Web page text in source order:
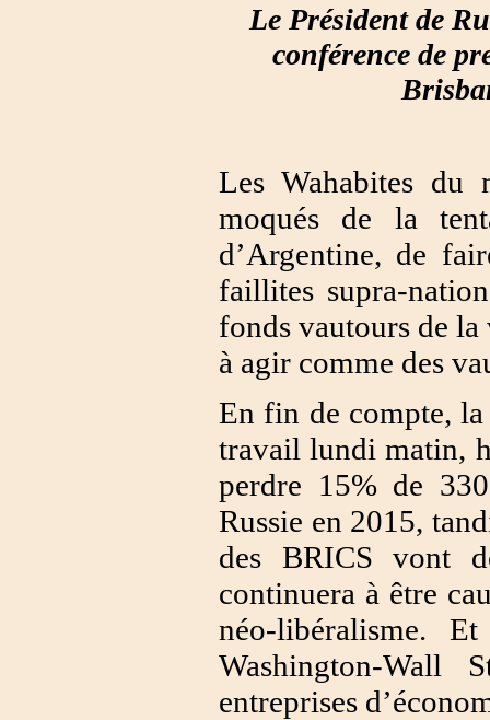
Le Président de
conférence de
Les Wahabites du
moqués de la
d’Argentine, de
faillites supra-
fonds vautours de
à agir comme des
En fin de compte,
travail lundi matin,
perdre 15% de
Russie en 2015,
des BRICS vont
continuera à être
néo-libéralisme.
Washington-Wall
entreprises